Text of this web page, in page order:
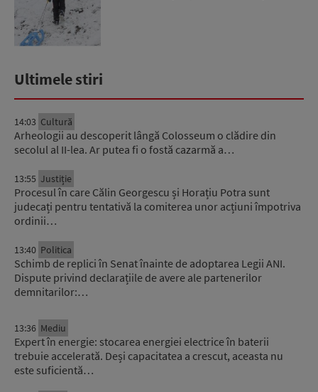
Ultimele stiri
14:03 Cultură
Arheologii au descoperit lângă Colosseum o clădire din
secolul al II-lea. Ar putea fi o fostă cazarmă a…
13:55 Justiție
Procesul în care Călin Georgescu și Horațiu Potra sunt
judecați pentru tentativă la comiterea unor acțiuni împotriva
ordinii…
13:40 Politica
Schimb de replici în Senat înainte de adoptarea Legii ANI.
Dispute privind declarațiile de avere ale partenerilor
demnitarilor:…
13:36 Mediu
Expert în energie: stocarea energiei electrice în baterii
trebuie accelerată. Deși capacitatea a crescut, aceasta nu
este suficientă…